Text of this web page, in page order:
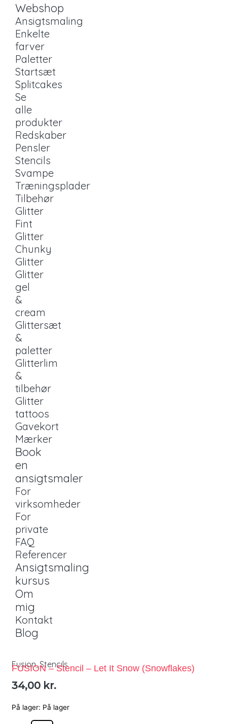
Webshop
Ansigtsmaling
Enkelte
farver
Paletter
Startsæt
Splitcakes
Se
alle
produkter
Redskaber
Pensler
Stencils
Svampe
Træningsplader
Tilbehør
Glitter
Fint
Glitter
Chunky
Glitter
Glitter
gel
&
cream
Glittersæt
&
paletter
Glitterlim
&
tilbehør
Glitter
tattoos
Gavekort
Mærker
Book
en
ansigtsmaler
For
virksomheder
For
private
FAQ
Referencer
Ansigtsmaling
kursus
Om
mig
Kontakt
Blog
Fusion,Stencils
FUSION – Stencil – Let It Snow (Snowflakes)
34,00 kr.
På lager: På lager